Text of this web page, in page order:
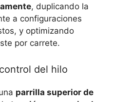
, duplicando la
a configuraciones
y optimizando
por carrete.
del hilo
parrilla superior de